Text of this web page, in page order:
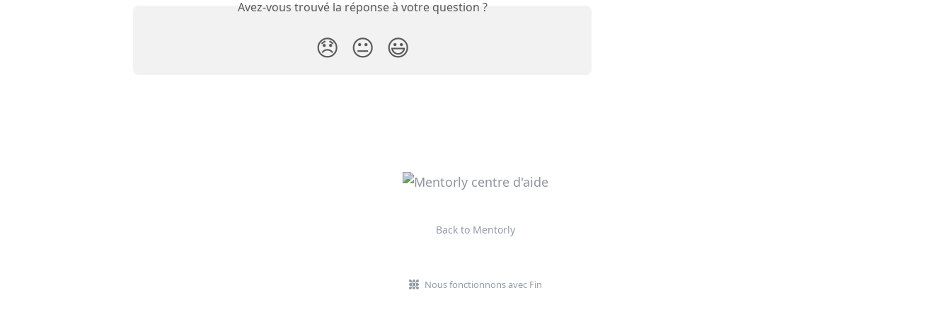
Avez-vous trouvé la réponse à votre question ?
😞 😐 😃
Back to Mentorly
Nous fonctionnons avec Fin